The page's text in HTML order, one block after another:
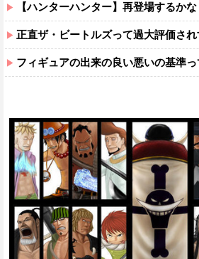
【ハンターハンター】再登場するかな
正直ザ・ビートルズって過大評価さ
フィギュアの出来の良い悪いの基準